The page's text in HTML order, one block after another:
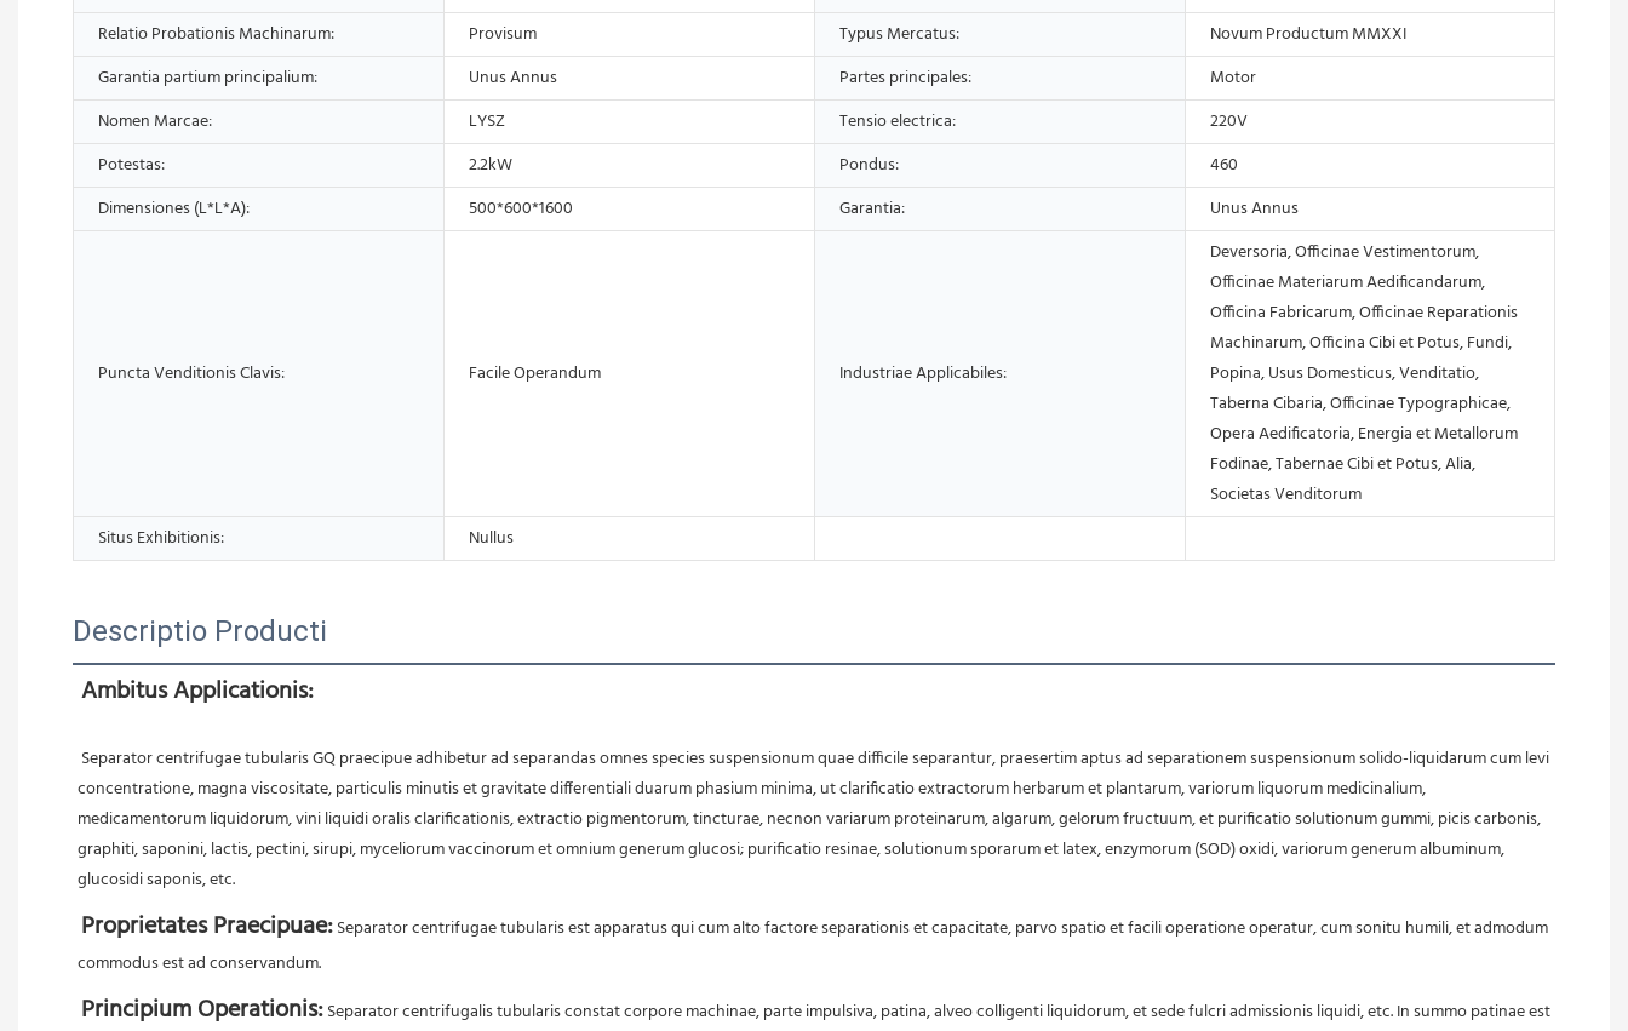
Relatio Probationis Machinarum:
Provisum Typus Mercatus:
Novum Productum MMXXI
Garantia partium principalium:
Unus Annus Partes principales:
Motor
Nomen Marcae:
LYSZ Tensio electrica:
220V
Potestas:
2.2kW Pondus:
460
Dimensiones (L*L*A):
500*600*1600 Garantia: Unus Annus
Puncta Venditionis Clavis: Facile Operandum Industriae Applicabiles:
Deversoria, Officinae Vestimentorum,
Officinae Materiarum Aedificandarum,
Officina Fabricarum, Officinae Reparationis
Machinarum, Officina Cibi et Potus, Fundi,
Popina, Usus Domesticus, Venditatio,
Taberna Cibaria, Officinae Typographicae,
Opera Aedificatoria, Energia et Metallorum
Fodinae, Tabernae Cibi et Potus, Alia,
Societas Venditorum
Situs Exhibitionis:
Nullus
Descriptio Producti
Ambitus Applicationis:
concentratione, magna viscositate, particulis minutis et gravitate differentiali duarum phasium minima, ut clarificatio extractorum herbarum et plantarum, variorum liquorum medicinalium,
medicamentorum liquidorum, vini liquidi oralis clarificationis, extractio pigmentorum, tincturae, necnon variarum proteinarum, algarum, gelorum fructuum, et purificatio solutionum gummi, picis carbonis,
graphiti, saponini, lactis, pectini, sirupi, myceliorum vaccinorum et omnium generum glucosi; purificatio resinae, solutionum sporarum et latex, enzymorum (SOD) oxidi, variorum generum albuminum,
glucosidi saponis, etc.
Proprietates Praecipuae: Separator centrifugae tubularis est apparatus qui cum alto factore separationis et capacitate, parvo spatio et facili operatione operatur, cum sonitu humili, et admodum
commodus est ad conservandum.
Principium Operationis: Separator centrifugalis tubularis constat corpore machinae, parte impulsiva, patina, alveo colligenti liquidorum, et sede fulcri admissionis liquidi, etc. In summo patinae est